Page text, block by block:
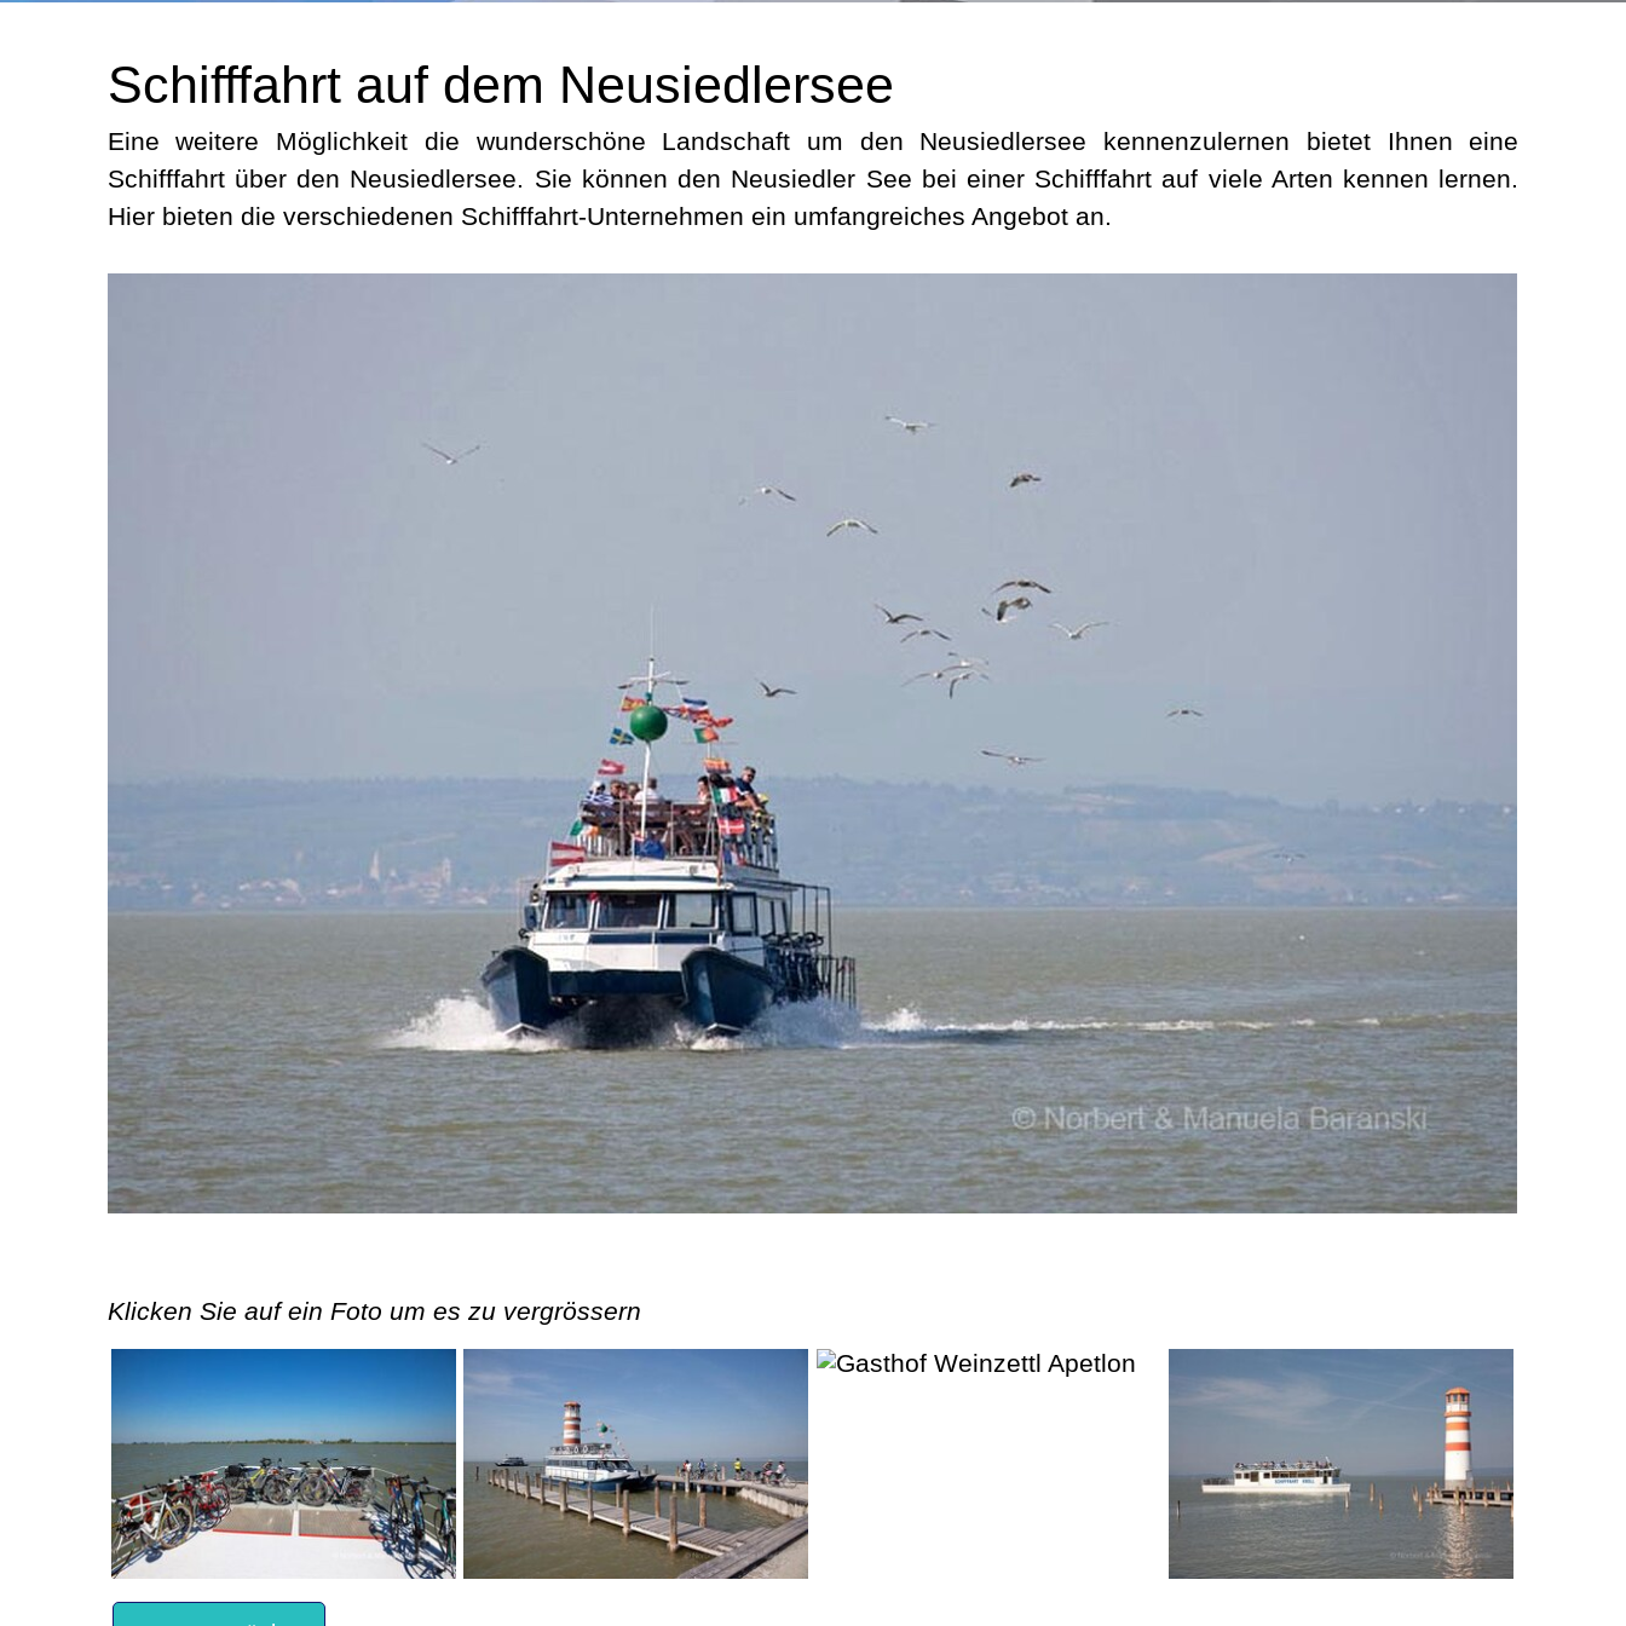
Schifffahrt auf dem Neusiedlersee
Eine weitere Möglichkeit die wunderschöne Landschaft um den Neusiedlersee kennenzulernen bietet Ihnen eine
Schifffahrt über den Neusiedlersee. Sie können den Neusiedler See bei einer Schifffahrt auf viele Arten kennen lernen.
Hier bieten die verschiedenen Schifffahrt-Unternehmen ein umfangreiches Angebot an.
Klicken Sie auf ein Foto um es zu vergrössern